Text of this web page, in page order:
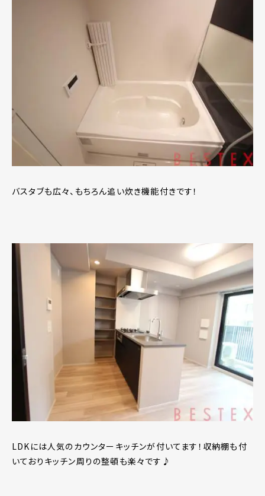
バスタブも広々、もちろん追い炊き機能付きです！
LDKには人気のカウンターキッチンが付いてます！収納棚も付
いておりキッチン周りの整頓も楽々です♪